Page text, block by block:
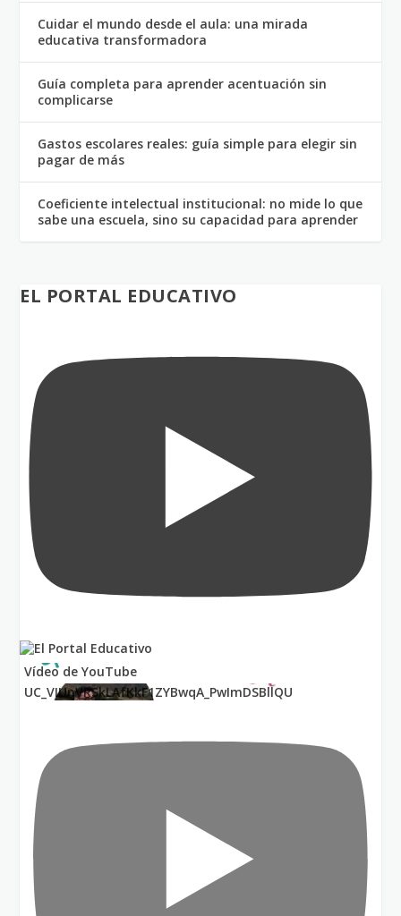
Cuidar el mundo desde el aula: una mirada
educativa transformadora
Guía completa para aprender acentuación sin
complicarse
Gastos escolares reales: guía simple para elegir sin
pagar de más
Coeficiente intelectual institucional: no mide lo que
sabe una escuela, sino su capacidad para aprender
EL PORTAL EDUCATIVO
Vídeo de YouTube
UC_VIUnVRSkLAfKkF1ZYBwqA_PwImDSBllQU